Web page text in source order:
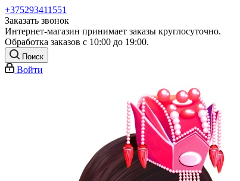
+375293411551
Заказать звонок
Интернет-магазин принимает заказы круглосуточно.
Обработка заказов с 10:00 до 19:00.
Поиск
Войти